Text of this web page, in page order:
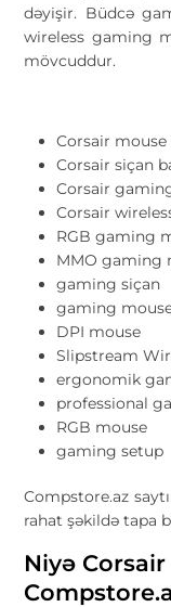
dəyişir. Büdcə
wireless gaming
mövcuddur.
Corsair
Corsair siçan
Corsair
Corsair
RGB gaming
MMO gaming
gaming siçan
gaming
DPI mouse
Slipstream
ergonomik
professional
RGB mouse
gaming setup
Compstore.az
rahat şəkildə tapa
Niyə